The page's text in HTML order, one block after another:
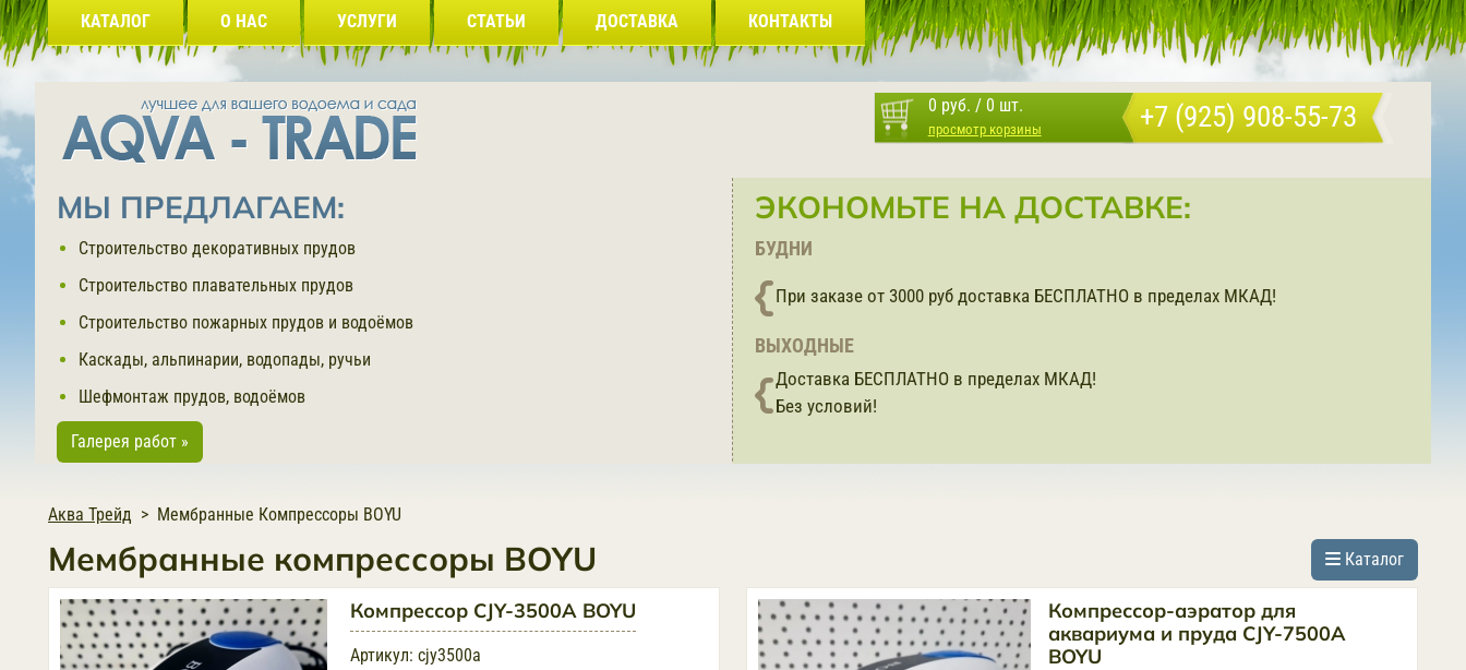
КАТАЛОГ О НАС УСЛУГИ СТАТЬИ ДОСТАВКА КОНТАКТЫ
0 руб. / 0 шт.
просмотр корзины +7 (925) 908-55-73
МЫ ПРЕДЛАГАЕМ:
Строительство декоративных прудов
Строительство плавательных прудов
Строительство пожарных прудов и водоёмов
Каскады, альпинарии, водопады, ручьи
Шефмонтаж прудов, водоёмов
Галерея работ »
ЭКОНОМЬТЕ НА ДОСТАВКЕ:
БУДНИ
При заказе от 3000 руб доставка БЕСПЛАТНО в пределах МКАД!
ВЫХОДНЫЕ
Доставка БЕСПЛАТНО в пределах МКАД!
Без условий!
Аква Трейд Мембранные Компрессоры BOYU
Мембранные компрессоры BOYU Каталог
Компрессор CJY-3500A BOYU
Артикул: cjy3500a
Компрессор-аэратор для
аквариума и пруда CJY-7500A
BOYU